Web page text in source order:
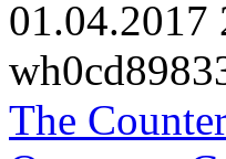
01.04.2017
The